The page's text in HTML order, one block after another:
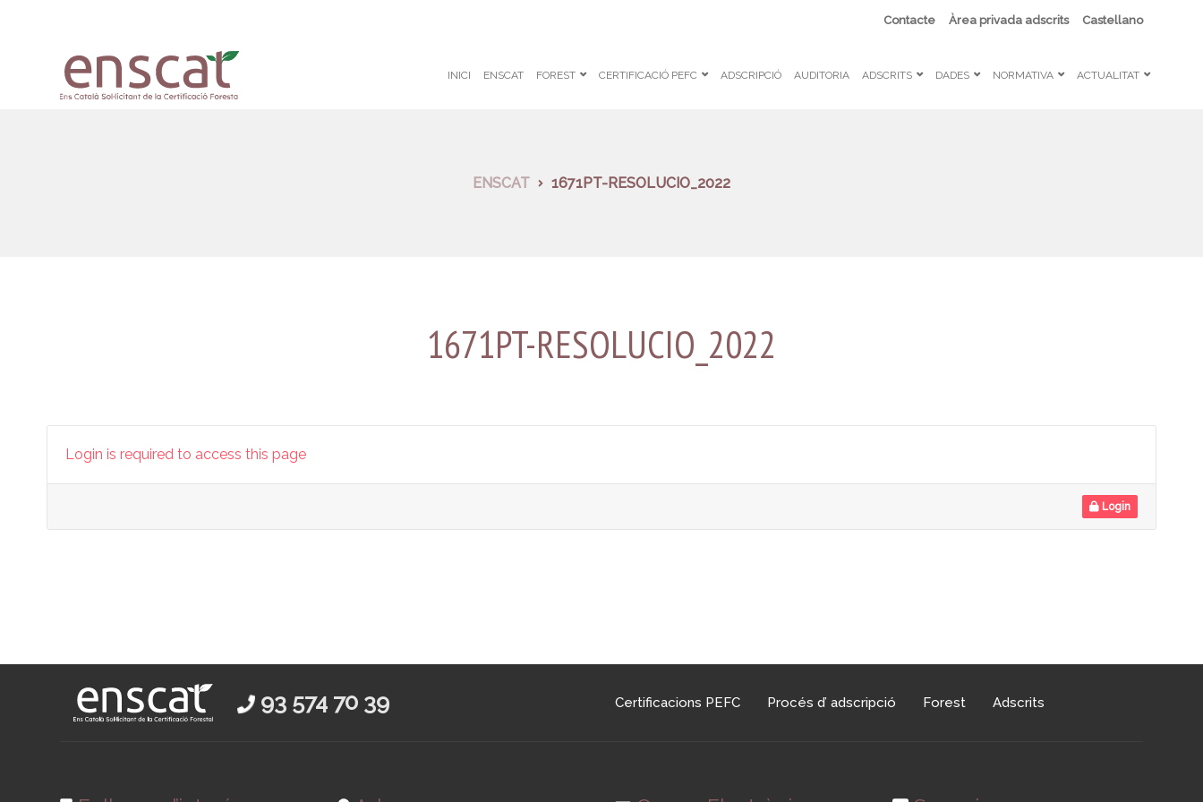
Contacte Àrea privada adscrits Castellano
INICI ENSCAT FOREST CERTIFICACIÓ PEFC ADSCRIPCIÓ AUDITORIA ADSCRITS DADES NORMATIVA ACTUALITAT
ENSCAT 1671PT-RESOLUCIO_2022
1671PT-RESOLUCIO_2022
Login is required to access this page
Login
93 574 70 39 Certificacions PEFC Procés d’ adscripció Forest Adscrits